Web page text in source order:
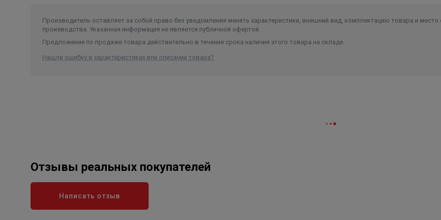
Рабочее напряжение 230 В,
Производительность при дельте нагрева на 25°С 2 литра в минуту для моделей мощность 3 500 Вт, 3
минуту для моделей мощностью 5500 Вт, 3,7 литра в минуту для моделей мощностью 6500 Вт,
Номинальное давление 0 МПа,
Душевая лейка, шланг, держатель и излив в моделях комплектации combi,
Шнур с евровилкой для моделей с максимальной мощностью 3500.
Особенности Thermex Urban:
Производитель оставляет за собой право без уведомления менять характеристики, внешний вид, комплектацию товара и место
производства. Указанная информация не является публичной офертой.
Предложение по продаже товара действительно в течение срока наличия этого товара на складе.
Нашли ошибку в характеристиках или описании товара?
Отзывы реальных покупателей
Написать отзыв